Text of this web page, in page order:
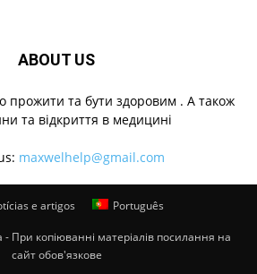
ABOUT US
прожити та бути здоровим . А також
та відкриття в медицині
maxwelhelp@gmail.com
e artigos Português
При копіюванні матеріалів посилання на
сайт обов'язкове